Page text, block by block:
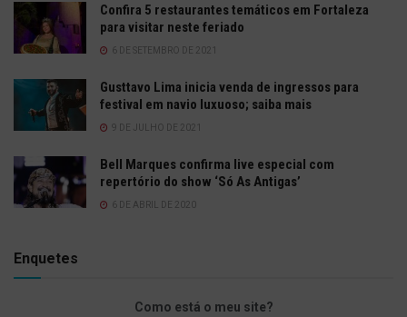
Confira 5 restaurantes temáticos em Fortaleza
para visitar neste feriado
6 DE SETEMBRO DE 2021
Gusttavo Lima inicia venda de ingressos para
festival em navio luxuoso; saiba mais
9 DE JULHO DE 2021
Bell Marques confirma live especial com
repertório do show ‘Só As Antigas’
6 DE ABRIL DE 2020
Enquetes
Como está o meu site?